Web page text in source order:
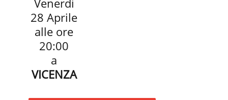
Venerdì
28 Aprile
alle ore
20:00
a
VICENZA